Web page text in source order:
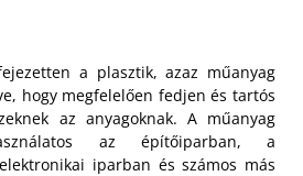
a plasztik, azaz műanyag
hogy megfelelően fedjen és tartós
az anyagoknak. A műanyag
az építőiparban, a
iparban és számos más